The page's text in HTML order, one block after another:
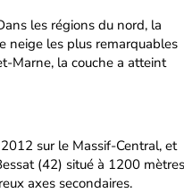
les régions du nord, la
neige les plus remarquables
Marne, la couche a atteint
sur le Massif-Central, et
(42) situé à 1200 mètres
axes secondaires.